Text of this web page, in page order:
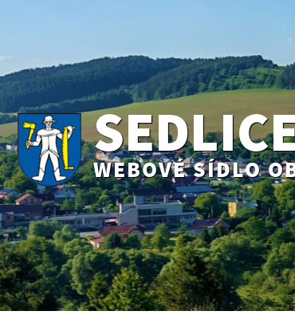
WEBOVÉ SÍDLO